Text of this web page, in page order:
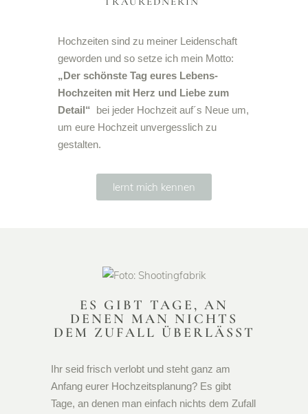
Hochzeiten sind zu meiner Leidenschaft
geworden und so setze ich mein Motto:
„Der schönste Tag eures Lebens-
Hochzeiten mit Herz und Liebe zum
Detail“
bei jeder Hochzeit auf´s Neue um,
um eure Hochzeit unvergesslich zu
gestalten.
lernt mich kennen
ES GIBT TAGE, AN
DENEN MAN NICHTS
DEM ZUFALL ÜBERLÄSST
Ihr seid frisch verlobt und steht ganz am
Anfang eurer Hochzeitsplanung? Es gibt
Tage, an denen man einfach nichts dem Zufall